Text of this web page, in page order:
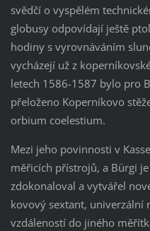
svědčí o vyspělém
globusy odpovídají ještě
hodiny s vyrovnáváním
vycházejí už z
letech 1586-1587 bylo pro
přeloženo Koperníkovo
orbium coelestium.
Mezi jeho povinnosti v
měřicích přístrojů, a Bürgi
zdokonaloval a vytvářel
kovový sextant,
vzdáleností do jiného